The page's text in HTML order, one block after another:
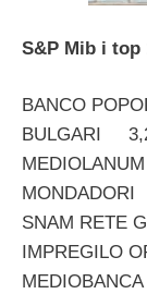
S&P Mib i top
BANCO
BULGARI
SNAM